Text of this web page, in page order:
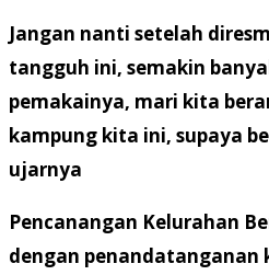
Jangan nanti setelah
tangguh ini, semakin
pemakainya, mari kita
kampung kita ini, supaya
ujarnya
Pencanangan Kelurahan
dengan penandatanganan